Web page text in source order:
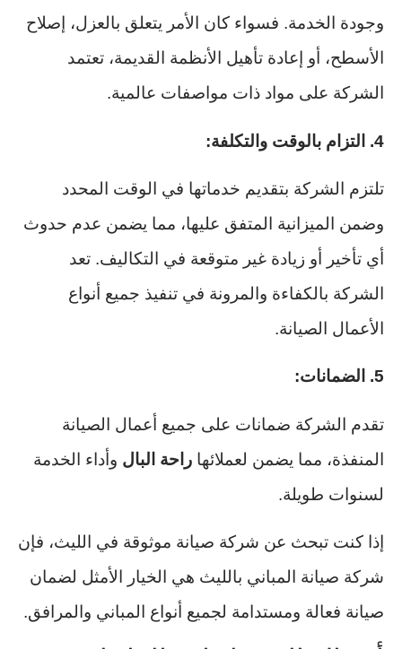
وجودة الخدمة. فسواء كان الأمر يتعلق بالعزل، إصلاح
الأسطح، أو إعادة تأهيل الأنظمة القديمة، تعتمد
الشركة على مواد ذات مواصفات عالمية.
4. التزام بالوقت والتكلفة:
تلتزم الشركة بتقديم خدماتها في الوقت المحدد
وضمن الميزانية المتفق عليها، مما يضمن عدم حدوث
أي تأخير أو زيادة غير متوقعة في التكاليف. تعد
الشركة بالكفاءة والمرونة في تنفيذ جميع أنواع
الأعمال الصيانة.
5. الضمانات:
تقدم الشركة ضمانات على جميع أعمال الصيانة
المنفذة، مما يضمن لعملائها راحة البال وأداء الخدمة
لسنوات طويلة.
إذا كنت تبحث عن شركة صيانة موثوقة في الليث، فإن
شركة صيانة المباني بالليث هي الخيار الأمثل لضمان
صيانة فعالة ومستدامة لجميع أنواع المباني والمرافق.